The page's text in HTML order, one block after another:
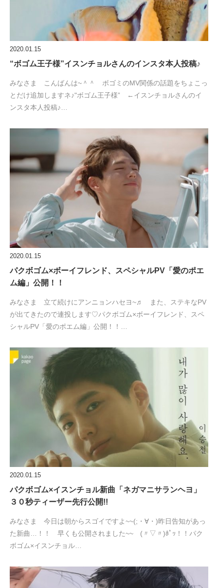
2020.01.15
“ボゴム王子様”イスンチョルさんのインスタ本人投稿♪
みなさま こんばんは~＾＾ ボゴミのMV関係の話題をちょこっ
とだけ追加しますネ♪"ボゴム王子様” ←イスンチョルさんのイ
ンスタ本人投稿♪…
2020.01.15
パクボゴム×ボーイフレンド、スペシャルPV「愛のポエ
ム編」公開！！
みなさま 立て続けにアンニョンハセヨ~♬ また、ステキなPV
が出てきたので連投します♡パクボゴム×ボーイフレンド、スペ
シャルPV「愛のポエム編」公開！！…
2020.01.15
パクボゴム×イスンチョル新曲「ネガマニサランヘヨ」
３０秒ティーザー先行公開!!
みなさま 今日は朝からスゴイですよ~~(;・∀・)昨日告知があっ
た新曲…！！ 早くも公開されました~~ (〃▽〃)ﾎﾟｯ！！パク
ボゴム×イスンチョル…